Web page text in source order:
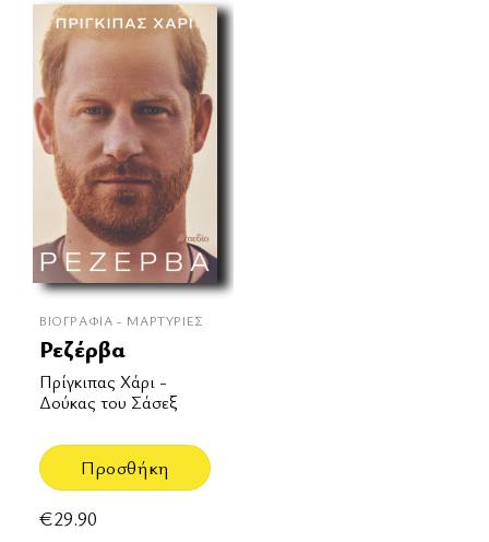
ΒΙΟΓΡΑΦΊΑ - ΜΑΡΤΥΡΊΕΣ
Ρεζέρβα
Πρίγκιπας Χάρι -
Δούκας του Σάσεξ
Προσθήκη
€29.90